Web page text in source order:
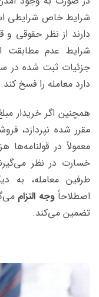
شرایط خاص شرایطی
دارند از نظر حقوقی و
شرایط عدم مطابقت
جزئیات ثبت شده در
دارد معامله را فسخ کند.
همچنین اگر خریدار
مقرر شده نپردازد،
معمولاً در قولنامه‌ها
خسارت در نظر
طرفین معامله، به
اصطلاحاًوجه التزام
تضمین می‌کند.